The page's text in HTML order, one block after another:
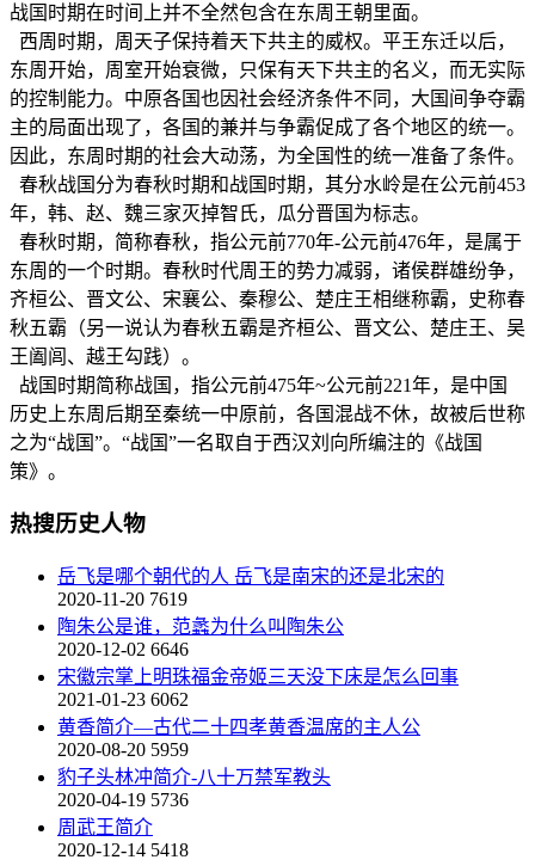
战国时期在时间上并不全然包含在东周王朝里面。
西周时期，周天子保持着天下共主的威权。平王东迁以后，
东周开始，周室开始衰微，只保有天下共主的名义，而无实际
的控制能力。中原各国也因社会经济条件不同，大国间争夺霸
主的局面出现了，各国的兼并与争霸促成了各个地区的统一。
因此，东周时期的社会大动荡，为全国性的统一准备了条件。
春秋战国分为春秋时期和战国时期，其分水岭是在公元前453
年，韩、赵、魏三家灭掉智氏，瓜分晋国为标志。
春秋时期，简称春秋，指公元前770年-公元前476年，是属于
东周的一个时期。春秋时代周王的势力减弱，诸侯群雄纷争，
齐桓公、晋文公、宋襄公、秦穆公、楚庄王相继称霸，史称春
秋五霸（另一说认为春秋五霸是齐桓公、晋文公、楚庄王、吴
王阖闾、越王勾践）。
战国时期简称战国，指公元前475年~公元前221年，是中国
历史上东周后期至秦统一中原前，各国混战不休，故被后世称
之为“战国”。“战国”一名取自于西汉刘向所编注的《战国
策》。
热搜历史人物
岳飞是哪个朝代的人 岳飞是南宋的还是北宋的
2020-11-20 7619
陶朱公是谁，范蠡为什么叫陶朱公
2020-12-02 6646
宋徽宗掌上明珠福金帝姬三天没下床是怎么回事
2021-01-23 6062
黄香简介—古代二十四孝黄香温席的主人公
2020-08-20 5959
豹子头林冲简介-八十万禁军教头
2020-04-19 5736
周武王简介
2020-12-14 5418